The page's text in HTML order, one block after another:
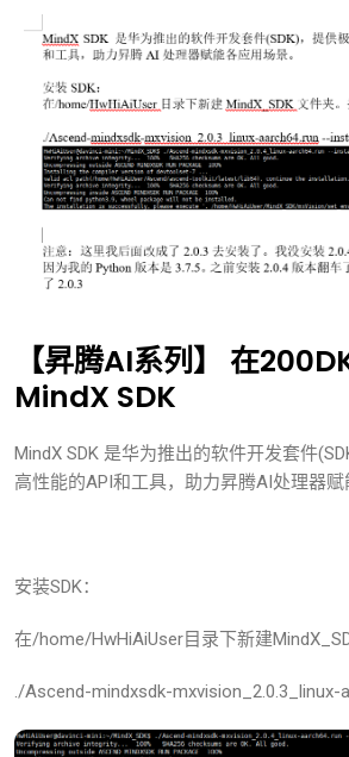
【昇腾AI系列】 在
MindX SDK
MindX SDK 是华为推出的软件开发套件
高性能的API和工具，助力昇腾AI处理器赋
安装SDK：
在/home/HwHiAiUser目录下新建
./Ascend-mindxsdk-mxvision_2.0.3_linux-